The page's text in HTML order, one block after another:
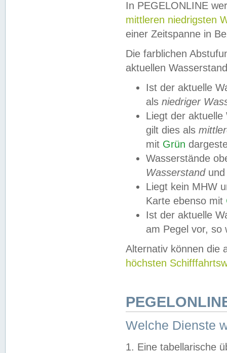
In PEGELONLINE
mittleren niedrigsten
einer Zeitspanne in
Die farblichen
aktuellen
Ist der aktuelle
als niedriger
Liegt der
gilt dies als
mit Grün
Wasserstände
Wasserstandund
Liegt kein MHW
Karte ebenso mit
Ist der aktuelle
am Pegel vor,
Alternativ können die
höchsten
Welche Dienste
1. Eine tabellarische